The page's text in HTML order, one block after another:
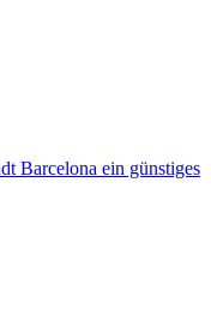
Barcelona ein günstiges